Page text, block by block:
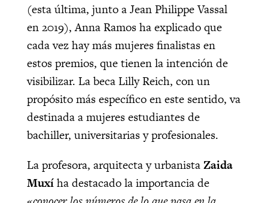
(esta última, junto a Jean Philippe Vassal
en 2019), Anna Ramos ha explicado que
cada vez hay más mujeres finalistas en
estos premios, que tienen la intención de
visibilizar. La beca Lilly Reich, con un
propósito más específico en este sentido, va
destinada a mujeres estudiantes de
bachiller, universitarias y profesionales.
La profesora, arquitecta y urbanistaZaida
Muxíha destacado la importancia de